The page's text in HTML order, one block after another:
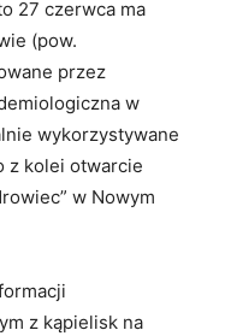
27 czerwca ma
(pow.
przez
w
wykorzystywane
z kolei otwarcie
w Nowym
z kąpielisk na